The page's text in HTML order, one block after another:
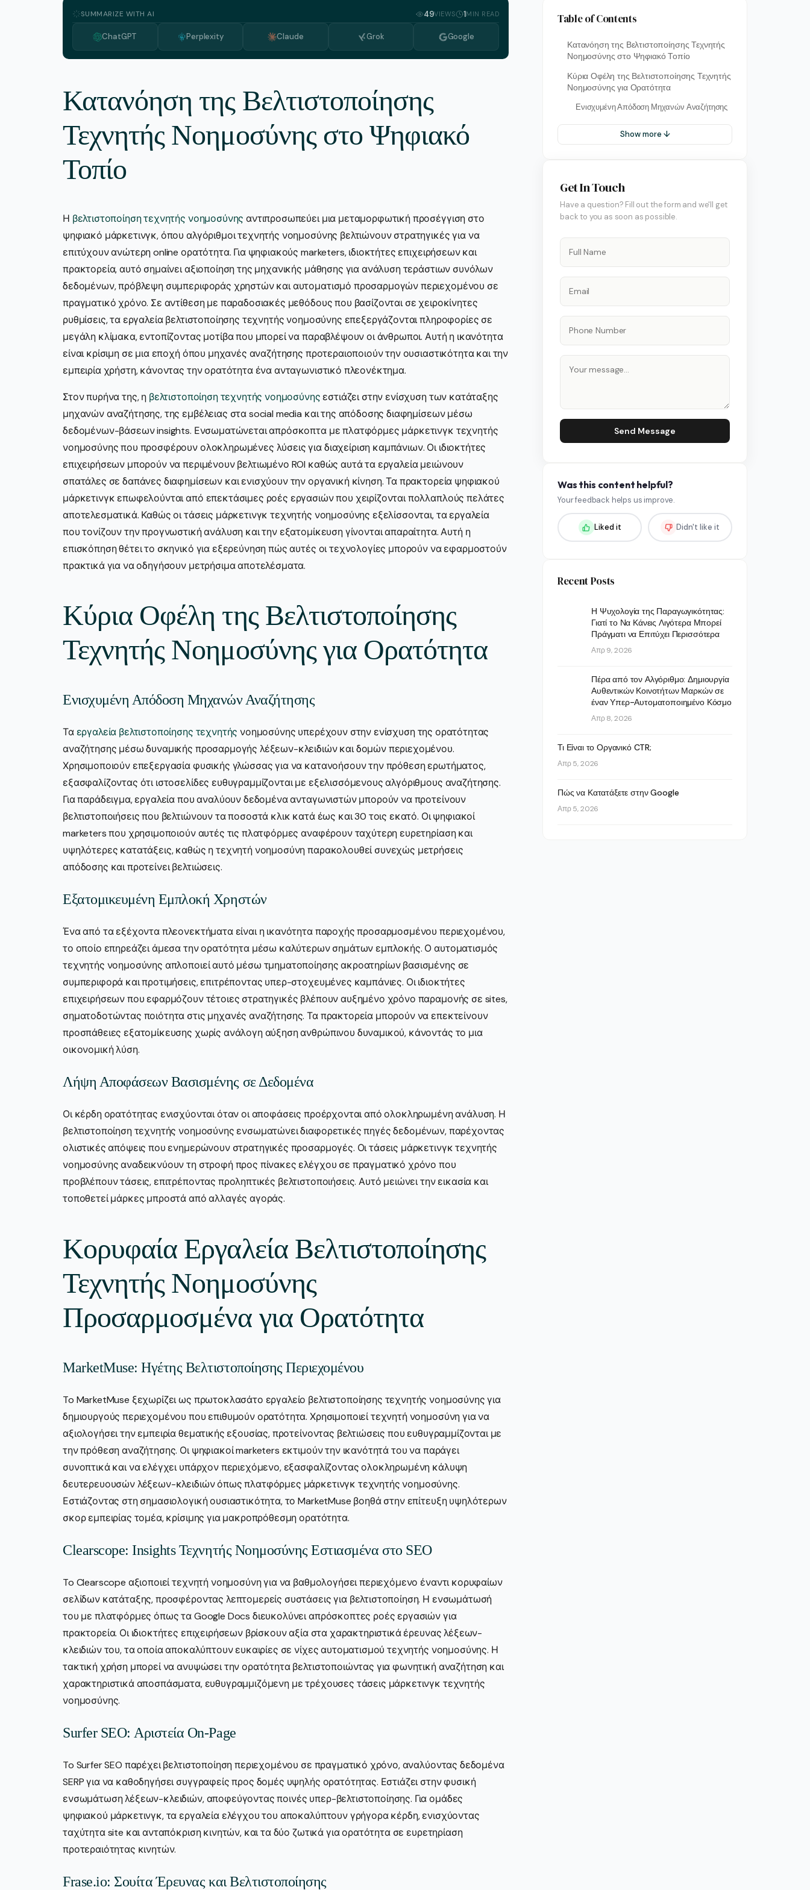
Βουλγαρικά
Ολλανδικά
Κορεάτικα
Μακεδονικά
Πορτογαλικά
Σουηδικά
SUMMARIZE WITH AI 49VIEWS 1MIN READ
ChatGPT Perplexity Claude Grok Google
Κατανόηση της Βελτιστοποίησης
Τεχνητής Νοημοσύνης στο Ψηφιακό
Τοπίο
Η βελτιστοποίηση τεχνητής νοημοσύνης αντιπροσωπεύει μια μεταμορφωτική προσέγγιση στο
ψηφιακό μάρκετινγκ, όπου αλγόριθμοι τεχνητής νοημοσύνης βελτιώνουν στρατηγικές για να
επιτύχουν ανώτερη online ορατότητα. Για ψηφιακούς marketers, ιδιοκτήτες επιχειρήσεων και
πρακτορεία, αυτό σημαίνει αξιοποίηση της μηχανικής μάθησης για ανάλυση τεράστιων συνόλων
δεδομένων, πρόβλεψη συμπεριφοράς χρηστών και αυτοματισμό προσαρμογών περιεχομένου σε
πραγματικό χρόνο. Σε αντίθεση με παραδοσιακές μεθόδους που βασίζονται σε χειροκίνητες
ρυθμίσεις, τα εργαλεία βελτιστοποίησης τεχνητής νοημοσύνης επεξεργάζονται πληροφορίες σε
μεγάλη κλίμακα, εντοπίζοντας μοτίβα που μπορεί να παραβλέψουν οι άνθρωποι. Αυτή η ικανότητα
είναι κρίσιμη σε μια εποχή όπου μηχανές αναζήτησης προτεραιοποιούν την ουσιαστικότητα και την
εμπειρία χρήστη, κάνοντας την ορατότητα ένα ανταγωνιστικό πλεονέκτημα.
Στον πυρήνα της, η βελτιστοποίηση τεχνητής νοημοσύνηςεστιάζει στην ενίσχυση των κατάταξης
μηχανών αναζήτησης, της εμβέλειας στα social media και της απόδοσης διαφημίσεων μέσω
δεδομένων-βάσεων insights. Ενσωματώνεται απρόσκοπτα με πλατφόρμες μάρκετινγκ τεχνητής
νοημοσύνης που προσφέρουν ολοκληρωμένες λύσεις για διαχείριση καμπάνιων. Οι ιδιοκτήτες
επιχειρήσεων μπορούν να περιμένουν βελτιωμένο ROI καθώς αυτά τα εργαλεία μειώνουν
σπατάλες σε δαπάνες διαφημίσεων και ενισχύουν την οργανική κίνηση. Τα πρακτορεία ψηφιακού
μάρκετινγκ επωφελούνται από επεκτάσιμες ροές εργασιών που χειρίζονται πολλαπλούς πελάτες
αποτελεσματικά. Καθώς οι τάσεις μάρκετινγκ τεχνητής νοημοσύνης εξελίσσονται, τα εργαλεία
που τονίζουν την προγνωστική ανάλυση και την εξατομίκευση γίνονται απαραίτητα. Αυτή η
επισκόπηση θέτει το σκηνικό για εξερεύνηση πώς αυτές οι τεχνολογίες μπορούν να εφαρμοστούν
πρακτικά για να οδηγήσουν μετρήσιμα αποτελέσματα.
Κύρια Οφέλη της Βελτιστοποίησης
Τεχνητής Νοημοσύνης για Ορατότητα
Ενισχυμένη Απόδοση Μηχανών Αναζήτησης
Ταεργαλεία βελτιστοποίησης τεχνητής νοημοσύνης υπερέχουν στην ενίσχυση της ορατότητας
αναζήτησης μέσω δυναμικής προσαρμογής λέξεων-κλειδιών και δομών περιεχομένου.
Χρησιμοποιούν επεξεργασία φυσικής γλώσσας για να κατανοήσουν την πρόθεση ερωτήματος,
εξασφαλίζοντας ότι ιστοσελίδες ευθυγραμμίζονται με εξελισσόμενους αλγόριθμους αναζήτησης.
Για παράδειγμα, εργαλεία που αναλύουν δεδομένα ανταγωνιστών μπορούν να προτείνουν
βελτιστοποιήσεις που βελτιώνουν τα ποσοστά κλικ κατά έως και 30 τοις εκατό. Οι ψηφιακοί
marketers που χρησιμοποιούν αυτές τις πλατφόρμες αναφέρουν ταχύτερη ευρετηρίαση και
υψηλότερες κατατάξεις, καθώς η τεχνητή νοημοσύνη παρακολουθεί συνεχώς μετρήσεις
απόδοσης και προτείνει βελτιώσεις.
Εξατομικευμένη Εμπλοκή Χρηστών
Ένα από τα εξέχοντα πλεονεκτήματα είναι η ικανότητα παροχής προσαρμοσμένου περιεχομένου,
το οποίο επηρεάζει άμεσα την ορατότητα μέσω καλύτερων σημάτων εμπλοκής. Ο αυτοματισμός
τεχνητής νοημοσύνης απλοποιεί αυτό μέσω τμηματοποίησης ακροατηρίων βασισμένης σε
συμπεριφορά και προτιμήσεις, επιτρέποντας υπερ-στοχευμένες καμπάνιες. Οι ιδιοκτήτες
επιχειρήσεων που εφαρμόζουν τέτοιες στρατηγικές βλέπουν αυξημένο χρόνο παραμονής σε sites,
σηματοδοτώντας ποιότητα στις μηχανές αναζήτησης. Τα πρακτορεία μπορούν να επεκτείνουν
προσπάθειες εξατομίκευσης χωρίς ανάλογη αύξηση ανθρώπινου δυναμικού, κάνοντάς το μια
οικονομική λύση.
Λήψη Αποφάσεων Βασισμένης σε Δεδομένα
Οι κέρδη ορατότητας ενισχύονται όταν οι αποφάσεις προέρχονται από ολοκληρωμένη ανάλυση. Η
βελτιστοποίηση τεχνητής νοημοσύνης ενσωματώνει διαφορετικές πηγές δεδομένων, παρέχοντας
ολιστικές απόψεις που ενημερώνουν στρατηγικές προσαρμογές. Οι τάσεις μάρκετινγκ τεχνητής
νοημοσύνης αναδεικνύουν τη στροφή προς πίνακες ελέγχου σε πραγματικό χρόνο που
προβλέπουν τάσεις, επιτρέποντας προληπτικές βελτιστοποιήσεις. Αυτό μειώνει την εικασία και
τοποθετεί μάρκες μπροστά από αλλαγές αγοράς.
Κορυφαία Εργαλεία Βελτιστοποίησης
Τεχνητής Νοημοσύνης
Προσαρμοσμένα για Ορατότητα
MarketMuse: Ηγέτης Βελτιστοποίησης Περιεχομένου
To MarketMuse ξεχωρίζει ως πρωτοκλασάτο εργαλείο βελτιστοποίησης τεχνητής νοημοσύνης για
δημιουργούς περιεχομένου που επιθυμούν ορατότητα. Χρησιμοποιεί τεχνητή νοημοσύνη για να
αξιολογήσει την εμπειρία θεματικής εξουσίας, προτείνοντας βελτιώσεις που ευθυγραμμίζονται με
την πρόθεση αναζήτησης. Οι ψηφιακοί marketers εκτιμούν την ικανότητά του να παράγει
συνοπτικά και να ελέγχει υπάρχον περιεχόμενο, εξασφαλίζοντας ολοκληρωμένη κάλυψη
δευτερευουσών λέξεων-κλειδιών όπως πλατφόρμες μάρκετινγκ τεχνητής νοημοσύνης.
Εστιάζοντας στη σημασιολογική ουσιαστικότητα, το MarketMuse βοηθά στην επίτευξη υψηλότερων
σκορ εμπειρίας τομέα, κρίσιμης για μακροπρόθεσμη ορατότητα.
Clearscope: Insights Τεχνητής Νοημοσύνης Εστιασμένα στο SEO
To Clearscope αξιοποιεί τεχνητή νοημοσύνη για να βαθμολογήσει περιεχόμενο έναντι κορυφαίων
σελίδων κατάταξης, προσφέροντας λεπτομερείς συστάσεις για βελτιστοποίηση. Η ενσωμάτωσή
του με πλατφόρμες όπως τα Google Docs διευκολύνει απρόσκοπτες ροές εργασιών για
πρακτορεία. Οι ιδιοκτήτες επιχειρήσεων βρίσκουν αξία στα χαρακτηριστικά έρευνας λέξεων-
κλειδιών του, τα οποία αποκαλύπτουν ευκαιρίες σε νίχες αυτοματισμού τεχνητής νοημοσύνης. Η
τακτική χρήση μπορεί να ανυψώσει την ορατότητα βελτιστοποιώντας για φωνητική αναζήτηση και
χαρακτηριστικά αποσπάσματα, ευθυγραμμιζόμενη με τρέχουσες τάσεις μάρκετινγκ τεχνητής
νοημοσύνης.
Surfer SEO: Αριστεία On-Page
To Surfer SEO παρέχει βελτιστοποίηση περιεχομένου σε πραγματικό χρόνο, αναλύοντας δεδομένα
SERP για να καθοδηγήσει συγγραφείς προς δομές υψηλής ορατότητας. Εστιάζει στην φυσική
ενσωμάτωση λέξεων-κλειδιών, αποφεύγοντας ποινές υπερ-βελτιστοποίησης. Για ομάδες
ψηφιακού μάρκετινγκ, τα εργαλεία ελέγχου του αποκαλύπτουν γρήγορα κέρδη, ενισχύοντας
ταχύτητα site και ανταπόκριση κινητών, και τα δύο ζωτικά για ορατότητα σε ευρετηρίαση
προτεραιότητας κινητών.
Frase.io: Σουίτα Έρευνας και Βελτιστοποίησης
Table of Contents
Κατανόηση της Βελτιστοποίησης Τεχνητής
Νοημοσύνης στο Ψηφιακό Τοπίο
Κύρια Οφέλη της Βελτιστοποίησης Τεχνητής
Νοημοσύνης για Ορατότητα
Ενισχυμένη Απόδοση Μηχανών Αναζήτησης
Show more ↓
Get In Touch
Have a question? Fill out the form and we'll get
back to you as soon as possible.
Send Message
Was this content helpful?
Your feedback helps us improve.
Liked it Didn't like it
Recent Posts
Η Ψυχολογία της Παραγωγικότητας:
Γιατί το Να Κάνεις Λιγότερα Μπορεί
Πράγματι να Επιτύχει Περισσότερα
Απρ 9, 2026
Πέρα από τον Αλγόριθμο: Δημιουργία
Αυθεντικών Κοινοτήτων Μαρκών σε
έναν Υπερ-Αυτοματοποιημένο Κόσμο
Απρ 8, 2026
Τι Είναι το Οργανικό CTR;
Απρ 5, 2026
Πώς να Κατατάξετε στην Google
Απρ 5, 2026